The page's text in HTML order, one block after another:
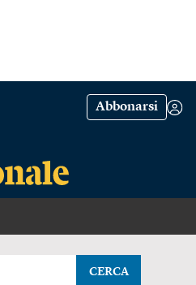
Abbonarsi
CERCA